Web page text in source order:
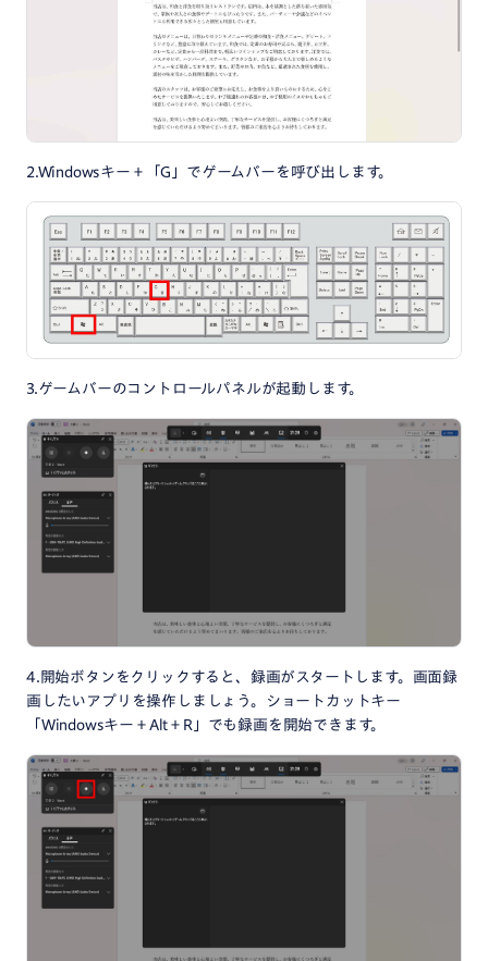
2.Windowsキー＋「G」でゲームバーを呼び出します。
3.ゲームバーのコントロールパネルが起動します。
4.開始ボタンをクリックすると、録画がスタートします。画面録
画したいアプリを操作しましょう。ショートカットキー
「Windowsキー＋Alt＋R」でも録画を開始できます。